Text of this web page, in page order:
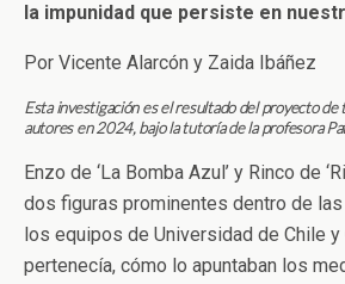
la impunidad que persiste en
Por Vicente Alarcón y Zaida Ibáñez
Esta investigación es el resultado del proyecto de
autores en 2024, bajo la tutoría de la profesora
Enzo de ‘La Bomba Azul’ y Rinco de
dos figuras prominentes dentro de
los equipos de Universidad de Chile y
pertenecía, cómo lo apuntaban los